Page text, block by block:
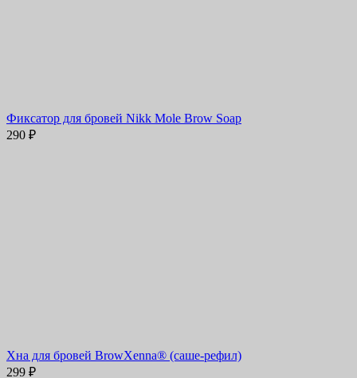
Фиксатор для бровей Nikk Mole Brow Soap
290 ₽
Хна для бровей BrowXenna® (саше-рефил)
299 ₽